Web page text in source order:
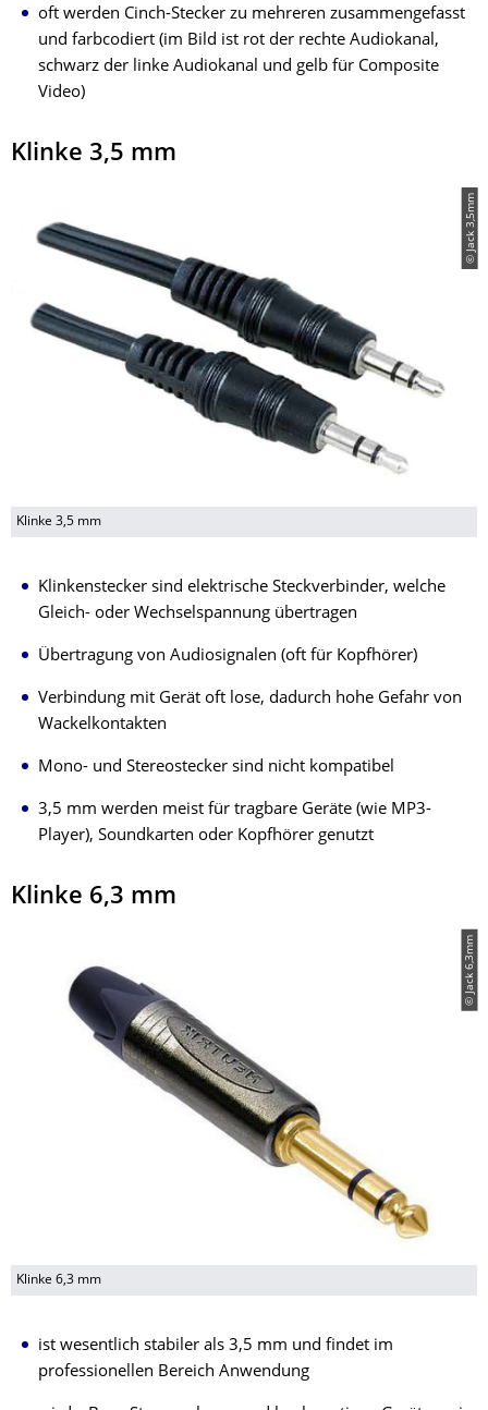
oft werden Cinch-Stecker zu mehreren zusammengefasst
und farbcodiert (im Bild ist rot der rechte Audiokanal,
schwarz der linke Audiokanal und gelb für Composite
Video)
Klinke 3,5 mm
© Jack 3,5mm
Klinke 3,5 mm
Klinkenstecker sind elektrische Steckverbinder, welche
Gleich- oder Wechselspannung übertragen
Übertragung von Audiosignalen (oft für Kopfhörer)
Verbindung mit Gerät oft lose, dadurch hohe Gefahr von
Wackelkontakten
Mono- und Stereostecker sind nicht kompatibel
3,5 mm werden meist für tragbare Geräte (wie MP3-
Player), Soundkarten oder Kopfhörer genutzt
Klinke 6,3 mm
© Jack 6,3mm
Klinke 6,3 mm
ist wesentlich stabiler als 3,5 mm und findet im
professionellen Bereich Anwendung